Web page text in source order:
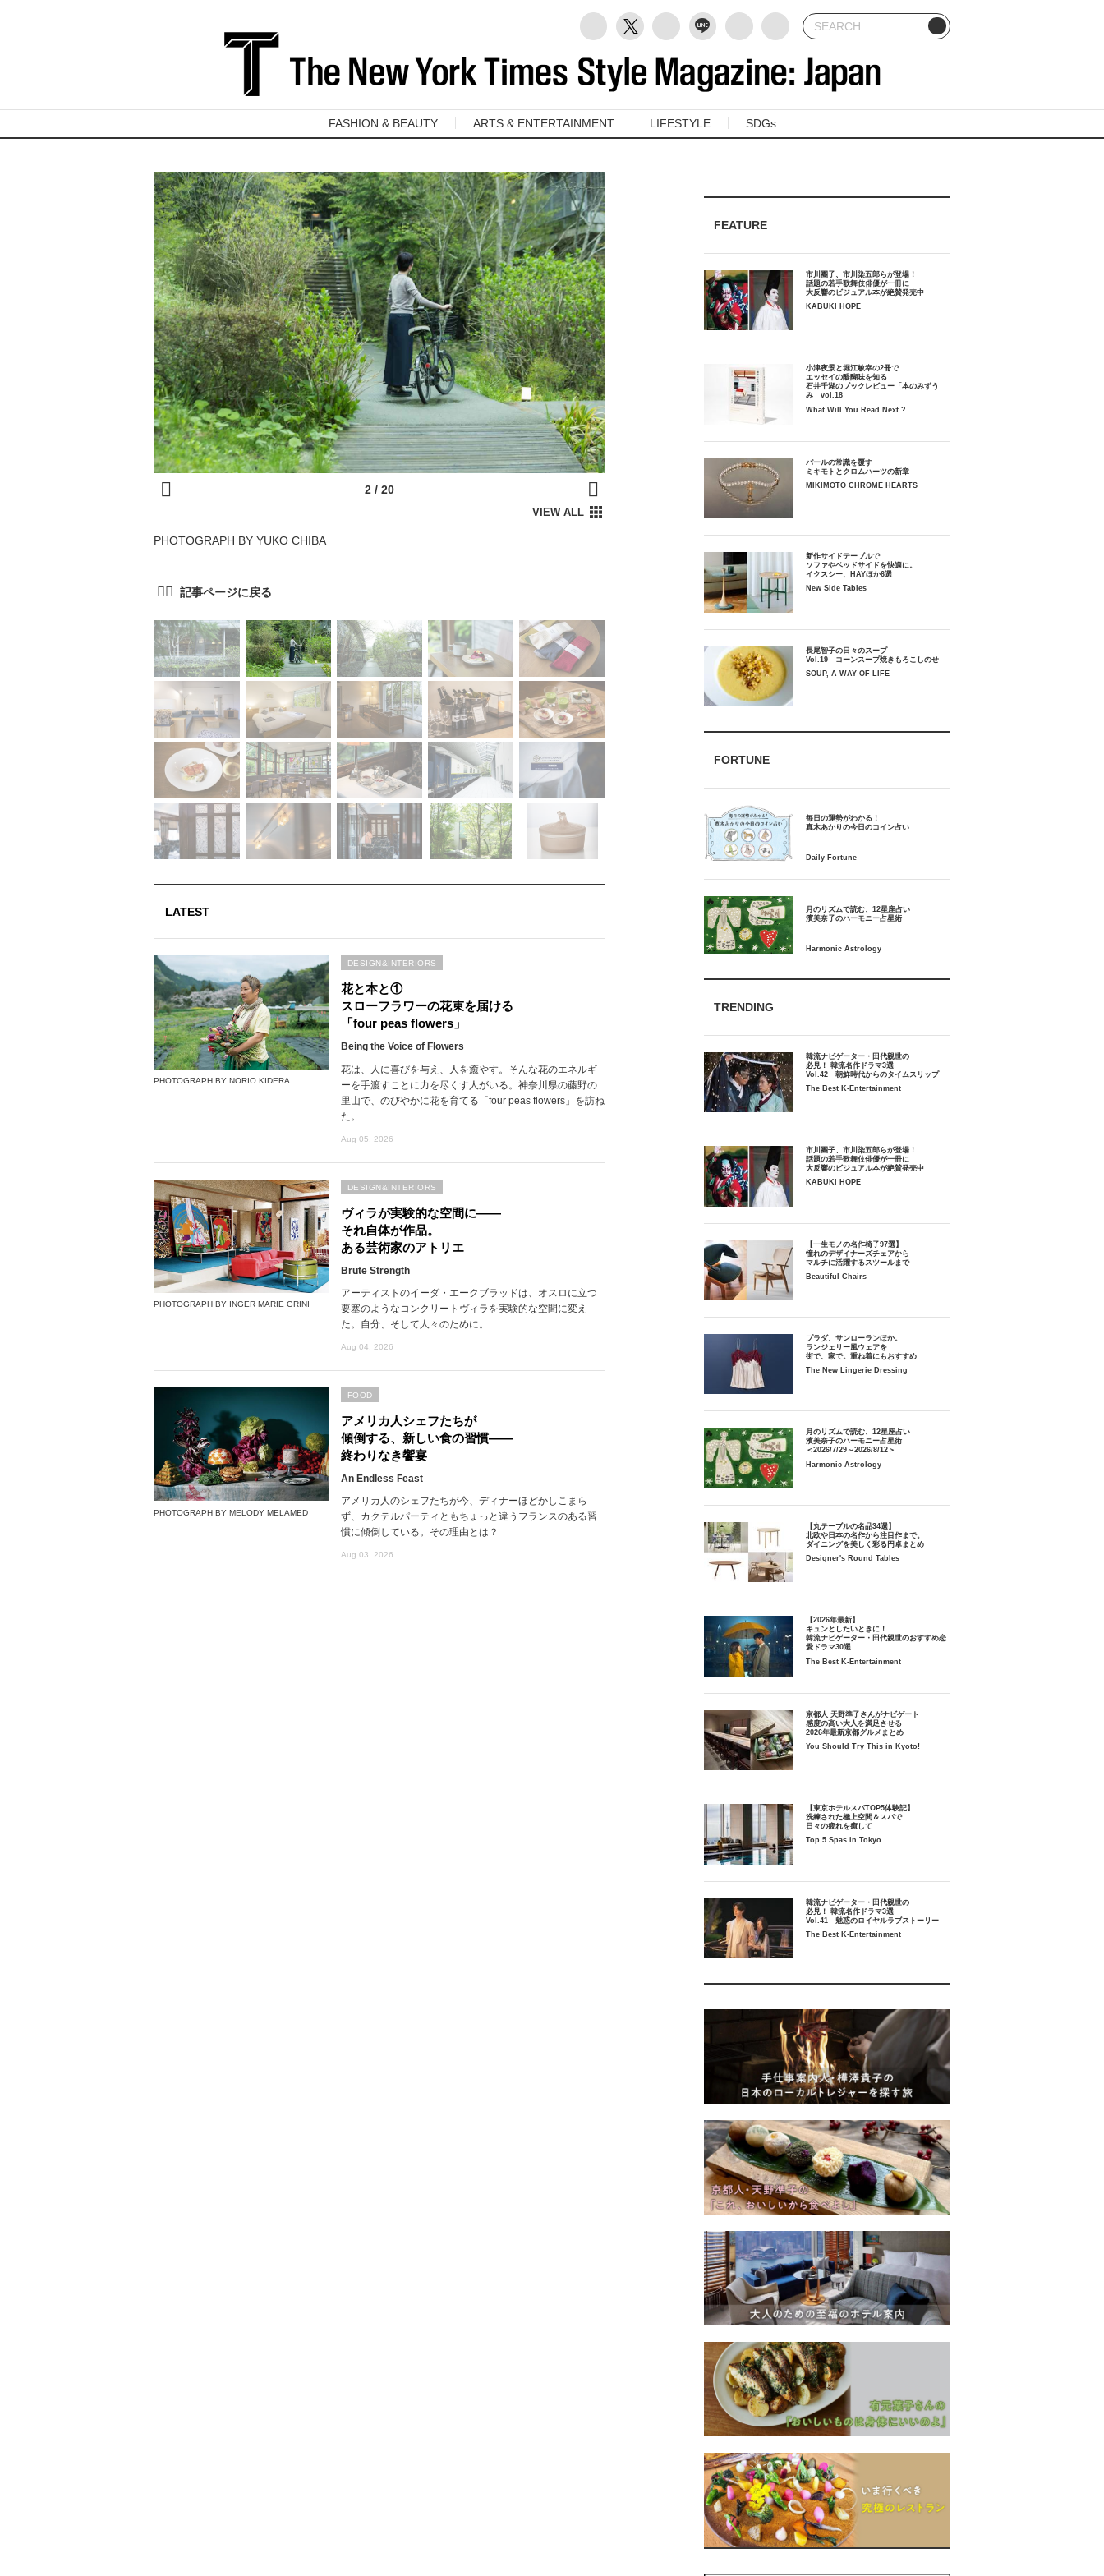
FASHION & BEAUTY ARTS & ENTERTAINMENT LIFESTYLE SDGs
PHOTOGRAPH BY YUKO CHIBA
LATEST
PHOTOGRAPH BY NORIO KIDERA
花と本と①
スローフラワーの花束を届ける
「four peas flowers」
Being the Voice of Flowers
花は、人に喜びを与え、人を癒やす。そんな花のエネルギ
ーを手渡すことに力を尽くす人がいる。神奈川県の藤野の
里山で、のびやかに花を育てる「four peas flowers」を訪ね
た。
Aug 05, 2026
DESIGN&INTERIORS
PHOTOGRAPH BY INGER MARIE GRINI
ヴィラが実験的な空間に――
それ自体が作品。
ある芸術家のアトリエ
Brute Strength
アーティストのイーダ・エークブラッドは、オスロに立つ
要塞のようなコンクリートヴィラを実験的な空間に変え
た。自分、そして人々のために。
Aug 04, 2026
DESIGN&INTERIORS
PHOTOGRAPH BY MELODY MELAMED
アメリカ人シェフたちが
傾倒する、新しい食の習慣――
終わりなき饗宴
An Endless Feast
アメリカ人のシェフたちが今、ディナーほどかしこまら
ず、カクテルパーティともちょっと違うフランスのある習
慣に傾倒している。その理由とは？
Aug 03, 2026
FOOD
FEATURE
市川團子、市川染五郎らが登場！
話題の若手歌舞伎俳優が一冊に
大反響のビジュアル本が絶賛発売中
KABUKI HOPE
小津夜景と堀江敏幸の2冊で
エッセイの醍醐味を知る
石井千湖のブックレビュー「本のみずう
み」vol.18
What Will You Read Next ?
パールの常識を覆す
ミキモトとクロムハーツの新章
MIKIMOTO CHROME HEARTS
新作サイドテーブルで
ソファやベッドサイドを快適に。
イクスシー、HAYほか6選
New Side Tables
長尾智子の日々のスープ
Vol.19 コーンスープ焼きもろこしのせ
SOUP, A WAY OF LIFE
FORTUNE
毎日の運勢がわかる！
月のリズムで読む、12星座占い
TRENDING
韓流ナビゲーター・田代親世の
必見！ 韓流名作ドラマ3選
Vol.42 朝鮮時代からのタイムスリップ
The Best K-Entertainment
市川團子、市川染五郎らが登場！
話題の若手歌舞伎俳優が一冊に
大反響のビジュアル本が絶賛発売中
KABUKI HOPE
【一生モノの名作椅子97選】
憧れのデザイナーズチェアから
マルチに活躍するスツールまで
Beautiful Chairs
プラダ、サンローランほか。
ランジェリー風ウェアを
街で、家で。重ね着にもおすすめ
The New Lingerie Dressing
月のリズムで読む、12星座占い
濱美奈子のハーモニー占星術
＜2026/7/29～2026/8/12＞
Harmonic Astrology
【丸テーブルの名品34選】
北欧や日本の名作から注目作まで。
ダイニングを美しく彩る円卓まとめ
Designer's Round Tables
【2026年最新】
キュンとしたいときに！
韓流ナビゲーター・田代親世のおすすめ恋
愛ドラマ30選
The Best K-Entertainment
京都人 天野準子さんがナビゲート
感度の高い大人を満足させる
2026年最新京都グルメまとめ
You Should Try This in Kyoto!
【東京ホテルスパTOP5体験記】
洗練された極上空間＆スパで
日々の疲れを癒して
Top 5 Spas in Tokyo
韓流ナビゲーター・田代親世の
必見！ 韓流名作ドラマ3選
Vol.41 魅惑のロイヤルラブストーリー
The Best K-Entertainment